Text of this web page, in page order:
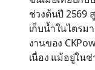
ช่วงต้นปี 2569
เก็บน้ำในไตรม
งานของ
เนื่อง แม้อยู่ใน